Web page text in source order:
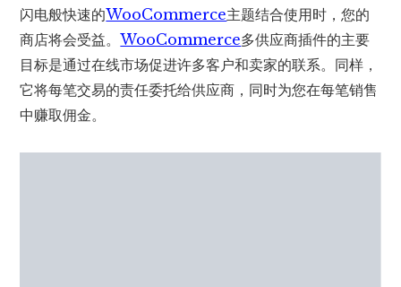
闪电般快速的WooCommerce主题结合使用时，您的
商店将会受益。WooCommerce多供应商插件的主要
目标是通过在线市场促进许多客户和卖家的联系。同样，
它将每笔交易的责任委托给供应商，同时为您在每笔销售
中赚取佣金。